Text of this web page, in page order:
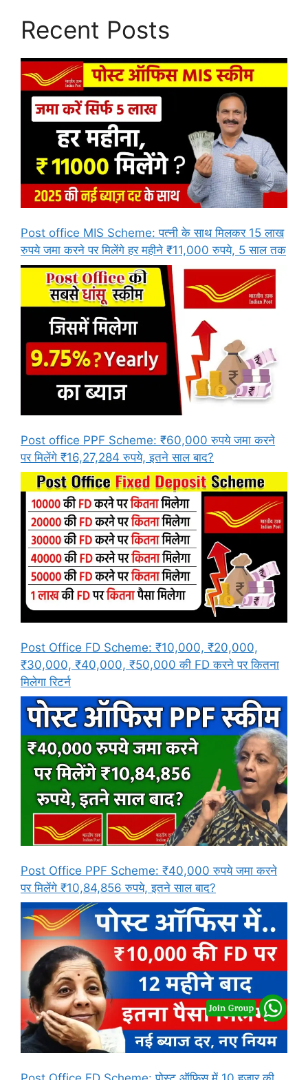
Recent Posts
Post office MIS Scheme: पत्नी के साथ मिलकर 15 लाख
रुपये जमा करने पर मिलेंगे हर महीने ₹11,000 रुपये, 5 साल तक
Post office PPF Scheme: ₹60,000 रुपये जमा करने
पर मिलेंगे ₹16,27,284 रुपये, इतने साल बाद?
Post Office FD Scheme: ₹10,000, ₹20,000,
₹30,000, ₹40,000, ₹50,000 की FD करने पर कितना
मिलेगा रिटर्न
Post Office PPF Scheme: ₹40,000 रुपये जमा करने
पर मिलेंगे ₹10,84,856 रुपये, इतने साल बाद?